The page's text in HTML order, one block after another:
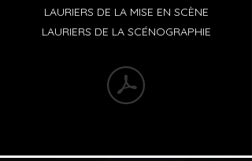
LAURIERS DE LA MISE EN SCÈNE
LAURIERS DE LA SCÉNOGRAPHIE